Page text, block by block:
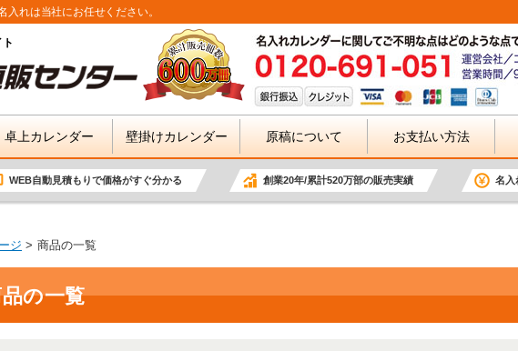
れは当社にお任せください。
卓上カレンダー 壁掛けカレンダー 原稿について お支払い方法
WEB自動見積もりで価格がすぐ分かる 創業20年/累計520万部の販売実績 名入
ジ 商品の一覧
の一覧